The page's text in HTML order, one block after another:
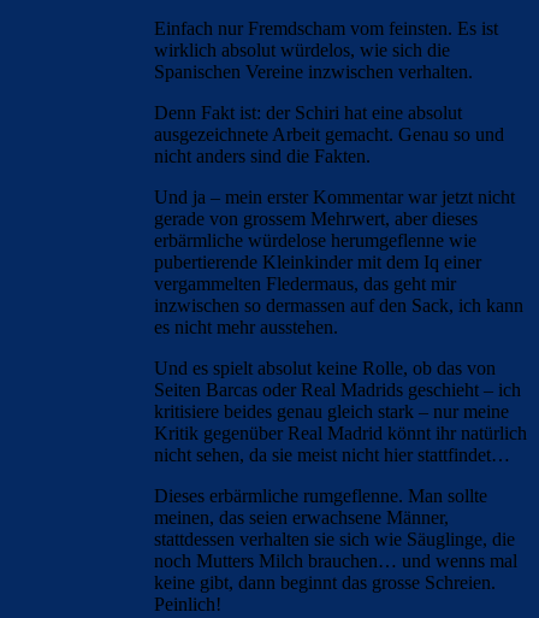
Einfach nur Fremdscham vom feinsten. Es ist
wirklich absolut würdelos, wie sich die
Spanischen Vereine inzwischen verhalten.
Denn Fakt ist: der Schiri hat eine absolut
ausgezeichnete Arbeit gemacht. Genau so und
nicht anders sind die Fakten.
Und ja – mein erster Kommentar war jetzt nicht
gerade von grossem Mehrwert, aber dieses
erbärmliche würdelose herumgeflenne wie
pubertierende Kleinkinder mit dem Iq einer
vergammelten Fledermaus, das geht mir
inzwischen so dermassen auf den Sack, ich kann
es nicht mehr ausstehen.
Und es spielt absolut keine Rolle, ob das von
Seiten Barcas oder Real Madrids geschieht – ich
kritisiere beides genau gleich stark – nur meine
Kritik gegenüber Real Madrid könnt ihr natürlich
nicht sehen, da sie meist nicht hier stattfindet…
Dieses erbärmliche rumgeflenne. Man sollte
meinen, das seien erwachsene Männer,
stattdessen verhalten sie sich wie Säuglinge, die
noch Mutters Milch brauchen… und wenns mal
keine gibt, dann beginnt das grosse Schreien.
Peinlich!